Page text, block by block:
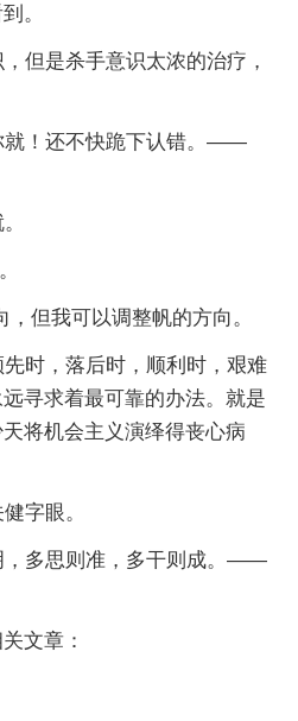
。
但是杀手意识太浓的治疗，
就！还不快跪下认错。——
但我可以调整帆的方向。
时，落后时，顺利时，艰难
寻求着最可靠的办法。就是
将机会主义演绎得丧心病
字眼。
，多思则准，多干则成。——
文章：